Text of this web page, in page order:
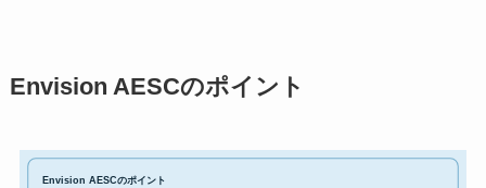
Envision AESCのポイント
Envision AESCのポイント